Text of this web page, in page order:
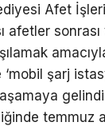
Afet İşleri
afetler
‘mobil şarj
temmuz